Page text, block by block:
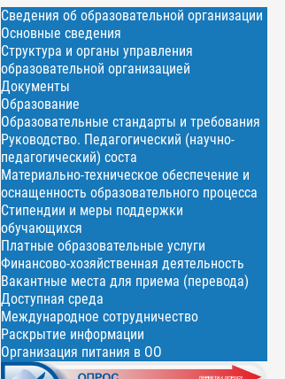
Сведения об образовательной организации
Основные сведения
Структура и органы управления
образовательной организацией
Документы
Образование
Образовательные стандарты и требования
Руководство. Педагогический (научно-
педагогический) соста
Материально-техническое обеспечение и
оснащенность образовательного процесса
Стипендии и меры поддержки
обучающихся
Платные образовательные услуги
Финансово-хозяйственная деятельность
Вакантные места для приема (перевода)
Доступная среда
Международное сотрудничество
Раскрытие информации
Организация питания в ОО